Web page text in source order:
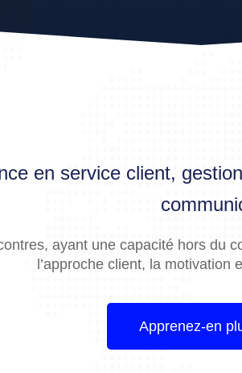
en service client,
ayant une capacité hors
l’approche client, la motivation
Apprenez-en